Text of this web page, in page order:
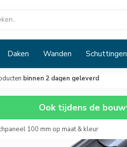
Daken Wanden Schuttingen
binnen 2 dagen geleverd
Ook tijdens de
100 mm op maat & kleur